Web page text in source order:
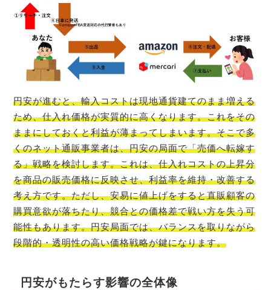
円安が進むと、輸入コストは現地通貨建てのまま増える
ため、仕入れ価格が実質的に高くなります。これをその
ままにしておくと利益が薄まってしまいます。そこで多
くのネット通販事業者は、円安の局面で「売価へ転嫁す
る」戦略を検討します。これは、仕入れコストの上昇分
を商品の販売価格に反映させ、利益率を維持・改善する
考え方です。ただし、安易に値上げをすると直販顧客の
購買意欲が落ちたり、競合との価格差で戦い方を失う可
能性もあります。円安局面では、バランスを取りながら
段階的・透明性の高い価格戦略が鍵になります。
円安がもたらす影響の全体像